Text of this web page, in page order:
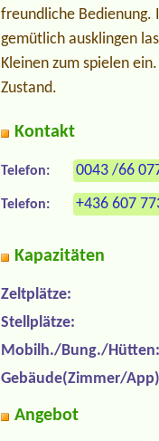
freundliche Bedienung.
gemütlich ausklingen
Kleinen zum spielen
Zustand.
Kontakt
Telefon: 0043 /66
Telefon: +436 607
Kapazitäten
Zeltplätze:
Stellplätze:
Mobilh./Bung./Hütten:
Gebäude(Zimmer/
Angebot